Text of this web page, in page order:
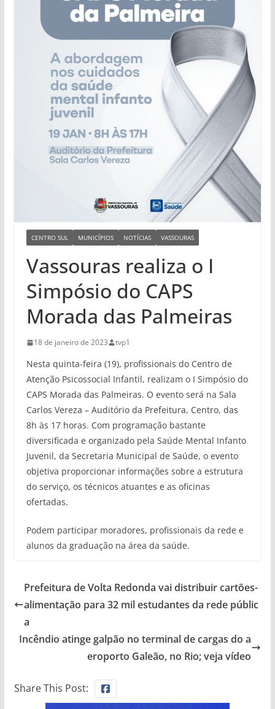
CENTRO SUL MUNICÍPIOS NOTÍCIAS VASSOURAS
Vassouras realiza o I
Simpósio do CAPS
Morada das Palmeiras
18 de janeiro de 2023 tvp1
Nesta quinta-feira (19), profissionais do Centro de
Atenção Psicossocial Infantil, realizam o I Simpósio do
CAPS Morada das Palmeiras. O evento será na Sala
Carlos Vereza – Auditório da Prefeitura, Centro, das
8h às 17 horas. Com programação bastante
diversificada e organizado pela Saúde Mental Infanto
Juvenil, da Secretaria Municipal de Saúde, o evento
objetiva proporcionar informações sobre a estrutura
do serviço, os técnicos atuantes e as oficinas
ofertadas.
Podem participar moradores, profissionais da rede e
alunos da graduação na área da saúde.
Prefeitura de Volta Redonda vai distribuir cartões-
alimentação para 32 mil estudantes da rede públic
a
Incêndio atinge galpão no terminal de cargas do a
eroporto Galeão, no Rio; veja vídeo
Share This Post: